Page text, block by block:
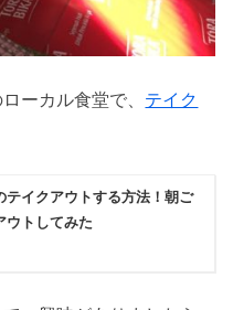
ーカル食堂で、 テイク
テイクアウトする方法！朝ご
ウトしてみた